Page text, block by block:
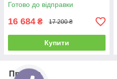
Готово до відправки
16 684 ₴ 17 200 ₴
Купити
Про нас